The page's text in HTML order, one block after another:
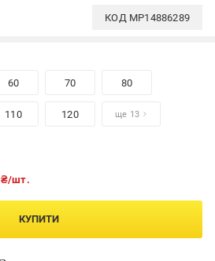
КОД MP14886289
60 70 80
110 120 ще 13
₴/шт.
КУПИТИ